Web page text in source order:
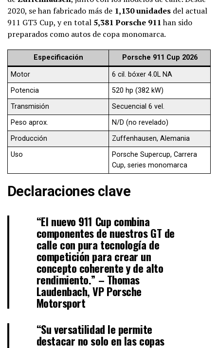
2020, se han fabricado más de 1,130 unidades del actual
911 GT3 Cup, y en total 5,381 Porsche 911han sido
preparados como autos de copa monomarca.
Especificación Porsche 911 Cup 2026
Motor
6 cil. bóxer 4.0L NA
Potencia
520 hp (382 kW)
Transmisión
Secuencial 6 vel.
Peso aprox.
N/D (no revelado)
Producción
Zuffenhausen, Alemania
Uso
Porsche Supercup, Carrera
Cup, series monomarca
Declaraciones clave
“El nuevo 911 Cup combina
componentes de nuestros GT de
calle con pura tecnología de
competición para crear un
concepto coherente y de alto
rendimiento.” – Thomas
Laudenbach, VP Porsche
Motorsport
“Su versatilidad le permite
destacar no solo en las copas